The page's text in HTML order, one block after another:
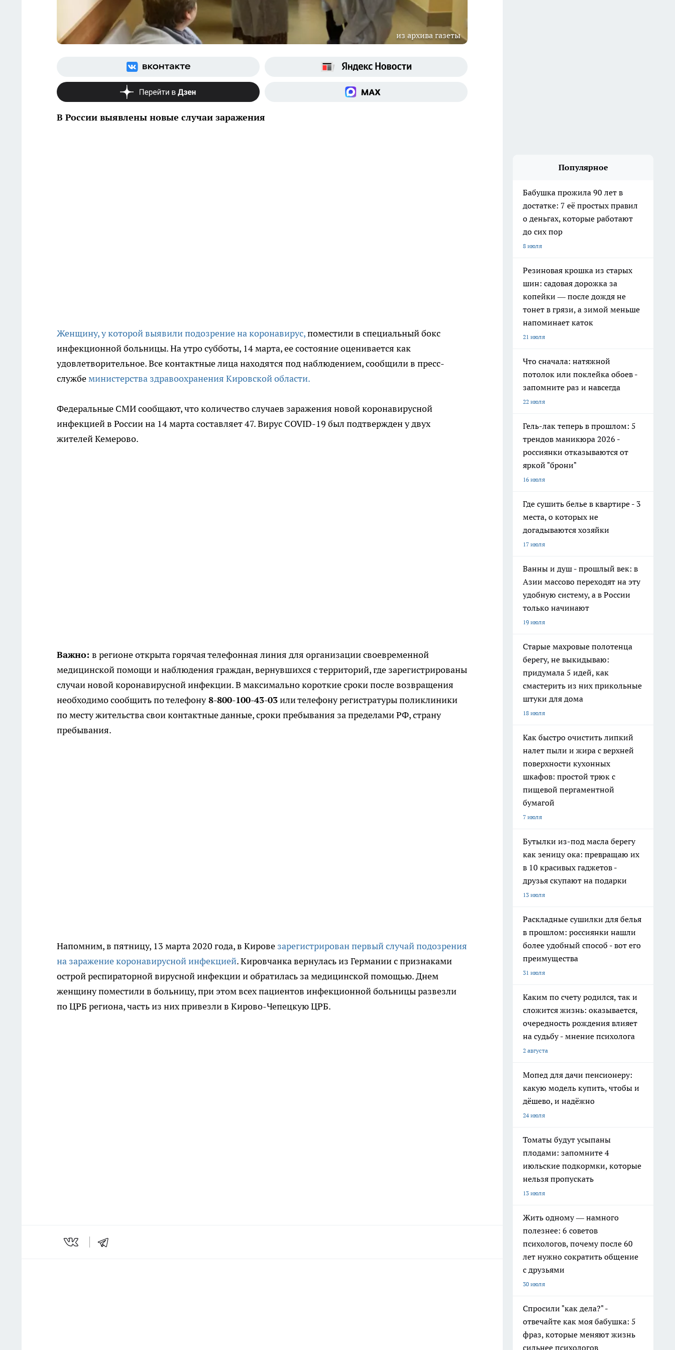
из архива газеты
В России выявлены новые случаи заражения
Женщину, у которой выявили подозрение на коронавирус,поместили в специальный бокс
инфекционной больницы. На утро субботы, 14 марта, ее состояние оценивается как
удовлетворительное. Все контактные лица находятся под наблюдением, сообщили в пресс-
службеминистерства здравоохранения Кировской области.
Федеральные СМИ сообщают, что количество случаев заражения новой коронавирусной
инфекцией в России на 14 марта составляет 47. Вирус COVID-19 был подтвержден у двух
жителей Кемерово.
Важно: в регионе открыта горячая телефонная линия для организации своевременной
медицинской помощи и наблюдения граждан, вернувшихся с территорий, где зарегистрированы
случаи новой коронавирусной инфекции. В максимально короткие сроки после возвращения
необходимо сообщить по телефону8-800-100-43-03или телефону регистратуры поликлиники
по месту жительства свои контактные данные, сроки пребывания за пределами РФ, страну
пребывания.
Напомним, в пятницу, 13 марта 2020 года, в Кирове зарегистрирован первый случай подозрения
на заражение коронавирусной инфекцией. Кировчанка вернулась из Германии с признаками
острой респираторной вирусной инфекции и обратилась за медицинской помощью. Днем
женщину поместили в больницу, при этом всех пациентов инфекционной больницы развезли
по ЦРБ региона, часть из них привезли в Кирово-Чепецкую ЦРБ.
Популярное
Бабушка прожила 90 лет в
достатке: 7 её простых правил
о деньгах, которые работают
до сих пор
8 июля
Резиновая крошка из старых
шин: садовая дорожка за
копейки — после дождя не
тонет в грязи, а зимой меньше
напоминает каток
21 июля
Что сначала: натяжной
потолок или поклейка обоев -
запомните раз и навсегда
22 июля
Гель-лак теперь в прошлом: 5
трендов маникюра 2026 -
россиянки отказываются от
яркой "брони"
16 июля
Где сушить белье в квартире - 3
места, о которых не
догадываются хозяйки
17 июля
Ванны и душ - прошлый век: в
Азии массово переходят на эту
удобную систему, а в России
только начинают
19 июля
Старые махровые полотенца
берегу, не выкидываю:
придумала 5 идей, как
смастерить из них прикольные
штуки для дома
18 июля
Как быстро очистить липкий
налет пыли и жира с верхней
поверхности кухонных
шкафов: простой трюк с
пищевой пергаментной
бумагой
7 июля
Бутылки из-под масла берегу
как зеницу ока: превращаю их
в 10 красивых гаджетов -
друзья скупают на подарки
13 июля
Раскладные сушилки для белья
в прошлом: россиянки нашли
более удобный способ - вот его
преимущества
31 июля
Каким по счету родился, так и
сложится жизнь: оказывается,
очередность рождения влияет
на судьбу - мнение психолога
2 августа
Мопед для дачи пенсионеру:
какую модель купить, чтобы и
дёшево, и надёжно
24 июля
Томаты будут усыпаны
плодами: запомните 4
июльские подкормки, которые
нельзя пропускать
13 июля
Жить одному — намного
полезнее: 6 советов
психологов, почему после 60
лет нужно сократить общение
с друзьями
30 июля
Спросили "как дела?" -
отвечайте как моя бабушка: 5
фраз, которые меняют жизнь
сильнее психологов